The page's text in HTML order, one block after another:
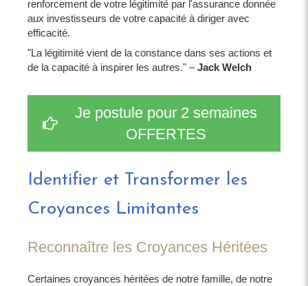
renforcement de votre légitimité par l'assurance donnée
aux investisseurs de votre capacité à diriger avec
efficacité.
"La légitimité vient de la constance dans ses actions et
de la capacité à inspirer les autres." –Jack Welch
Je postule pour 2 semaines
OFFERTES
Identifier et Transformer les
Croyances Limitantes
Reconnaître les Croyances Héritées
Certaines croyances héritées de notre famille, de notre